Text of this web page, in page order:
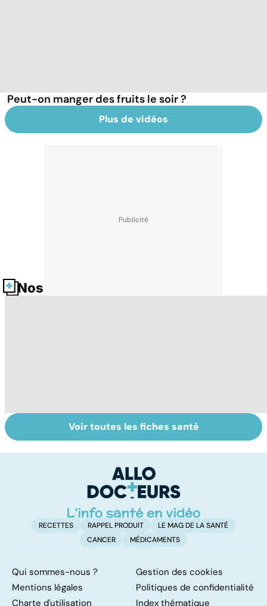
Peut-on manger des fruits le soir ?
Plus de vidéos
Nos fiches santé
Bien dormir,
mais... sans
Intestin irritable :
le régime
solution ?
Voir toutes les fiches santé
RECETTES RAPPEL PRODUIT
LE MAG DE LA SANTÉ
CANCER
MÉDICAMENTS
Qui sommes-nous ?
Gestion des cookies
Mentions légales
Politiques de confidentialité
Charte d'utilisation
Index thématique